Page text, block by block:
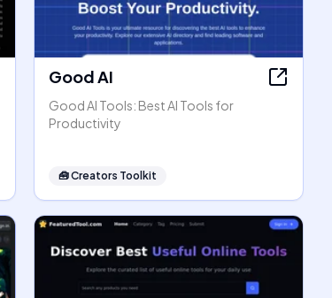
Good AI
Good AI Tools: Best AI Tools for
Productivity
🧰Creators Toolkit